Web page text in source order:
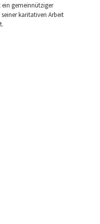
ein gemein­nüt­zi­ger
kari­ta­ti­ven Arbeit